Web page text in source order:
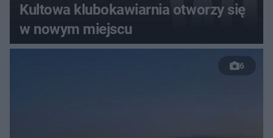
Kultowa klubokawiarnia otworzy się
w nowym miejscu
6